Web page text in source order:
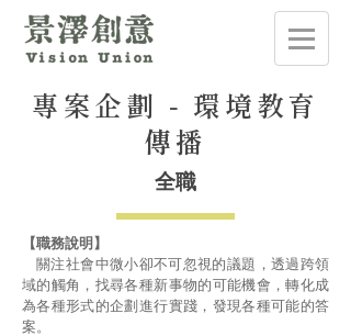
專案企劃 - 環境教育
傳播
全職
【職務說明】
關注社會中微小卻不可忽視的議題，透過跨領
域的觸角，找尋各種新事物的可能機會，轉化成
為各種形式的企劃進行實踐，發現各種可能的答
案。